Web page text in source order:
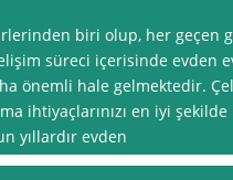
biri olup, her geçen
süreci içerisinde evden
önemli hale gelmektedir.
ihtiyaçlarınızı en iyi şekilde
yıllardır evden